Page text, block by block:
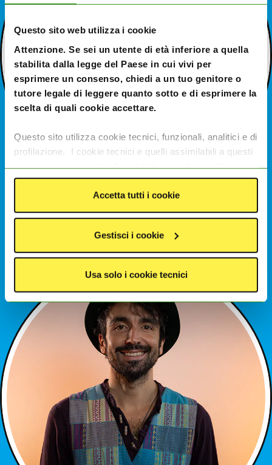
Questo sito web utilizza i cookie
Attenzione. Se sei un utente di età inferiore a quella
stabilita dalla legge del Paese in cui vivi per
esprimere un consenso, chiedi a un tuo genitore o
tutore legale di leggere quanto sotto e di esprimere la
scelta di quali cookie accettare.
Questo sito utilizza cookie tecnici, funzionali, analitici e di
profilazione. I cookie tecnici e quelli assimilabili a questi
sono sempre presenti. I cookie funzionali e analitici
consentono di migliorare le funzionalità del sito
monitorando l’utilizzo del sito stesso. I cookie di
profilazione e le tecnologie assimilabili, quali pixel e tag,
agli interessi degli utenti. I dati da essi generati possono
essere condivisi con terze parti tra cui Google, Facebook
Accetta tutti i cookie” . Se vuoi invece differenziare le
tue preferenze o negare il consenso clicca su
“Gestisci i
cookie”
“Usa solo i cookie tecnici”
"Usa solo i Cookie tecnici"o sulla
questo banner in alto a destra nessun’altra tipologia di
cookie verrà settata. Infine, se vuoi avere maggiori
informazioni, leggi la nostraCookie Policy
Accetta tutti i cookie
Gestisci i cookie
Usa solo i cookie tecnici
Emmanuele Baccinelli